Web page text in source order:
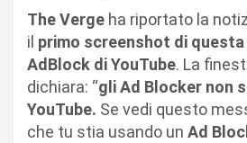
The Verge ha riportato la
il primo screenshot di
AdBlock di YouTube. La
dichiara: “gli Ad Blocker non
YouTube. Se vedi questo
che tu stia usando un Ad